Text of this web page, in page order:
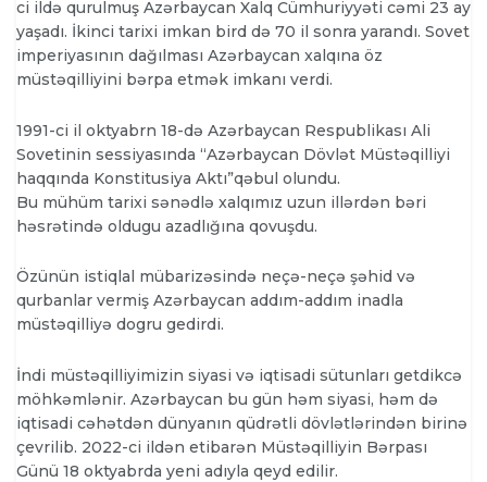
ci ildə qurulmuş Azərbaycan Xalq Cümhuriyyəti cəmi 23 ay
yaşadı. İkinci tarixi imkan bird də 70 il sonra yarandı. Sovet
imperiyasının dağılması Azərbaycan xalqına öz
müstəqilliyini bərpa etmək imkanı verdi.
1991-ci il oktyabrn 18-də Azərbaycan Respublikası Ali
Sovetinin sessiyasında “Azərbaycan Dövlət Müstəqilliyi
haqqında Konstitusiya Aktı”qəbul olundu.
Bu mühüm tarixi sənədlə xalqımız uzun illərdən bəri
həsrətində oldugu azadlığına qovuşdu.
Özünün istiqlal mübarizəsində neçə-neçə şəhid və
qurbanlar vermiş Azərbaycan addım-addım inadla
müstəqilliyə dogru gedirdi.
İndi müstəqilliyimizin siyasi və iqtisadi sütunları getdikcə
möhkəmlənir. Azərbaycan bu gün həm siyasi, həm də
iqtisadi cəhətdən dünyanın qüdrətli dövlətlərindən birinə
çevrilib. 2022-ci ildən etibarən Müstəqilliyin Bərpası
Günü 18 oktyabrda yeni adıyla qeyd edilir.